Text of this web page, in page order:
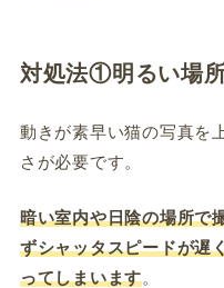
対処法①明るい場
動きが素早い猫の写真を
さが必要です。
暗い室内や日陰の場所で
ずシャッタスピードが遅
ってしまいます。